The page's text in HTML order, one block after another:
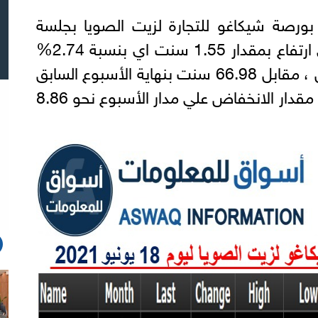
شيكاغو للتجارة لزيت الصويا بجلسة
نهاية الأسبوع ، الجمعة ، علي ارتفاع بمقدار 1.55 سنت اي بنسبة 2.74%
ليصل إلي 58.12 سنت للرطل ، مقابل 66.98 سنت بنهاية الأسبوع السابق
المنتهي في 11 يونيو ، ليصل مقدار الانخفاض علي مدار الأسبوع نحو 8.86